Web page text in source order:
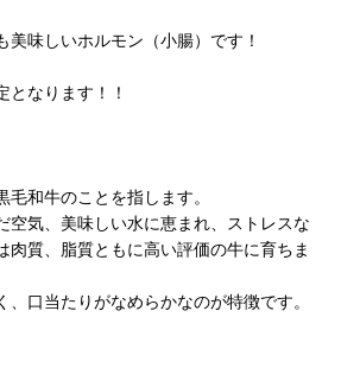
美味しいホルモン（小腸）です！
となります！！
和牛のことを指します。
空気、美味しい水に恵まれ、ストレスな
肉質、脂質ともに高い評価の牛に育ちま
、口当たりがなめらかなのが特徴です。